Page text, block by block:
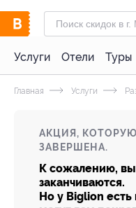
Услуги Отели Туры
Главная Услуги
АКЦИЯ,
ЗАВЕРШЕНА.
К сожалению,
заканчиваются.
Но у Biglion